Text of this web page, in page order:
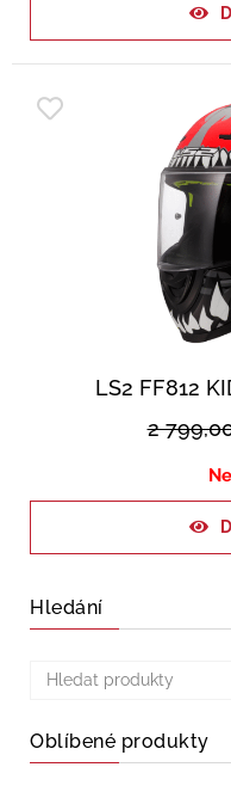
LS2 FF812
2
Hledání
Oblíbené produkty